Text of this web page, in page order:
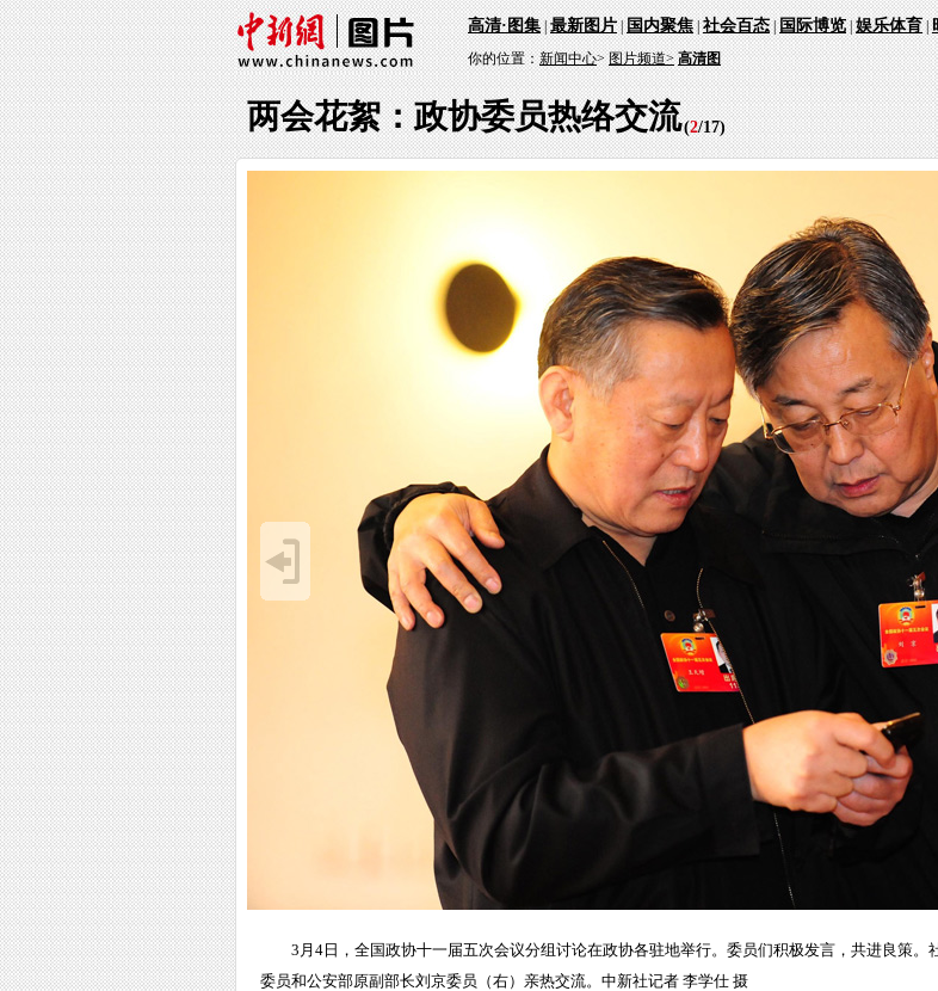
高清·图集|最新图片|国内聚焦|社会百态|国际博览|娱乐体育|
你的位置：新闻中心>图片频道> 高清图
两会花絮：政协委员热络交流(2/17)
3月4日，全国政协十一届五次会议分组讨论在政协各驻地举行。委员们积极发言，共进良策
委员和公安部原副部长刘京委员（右）亲热交流。中新社记者 李学仕 摄